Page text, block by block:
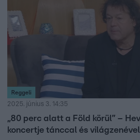
Reggeli
2025. június 3. 14:35
„80 perc alatt a Föld körül” –
koncertje tánccal és világzenével